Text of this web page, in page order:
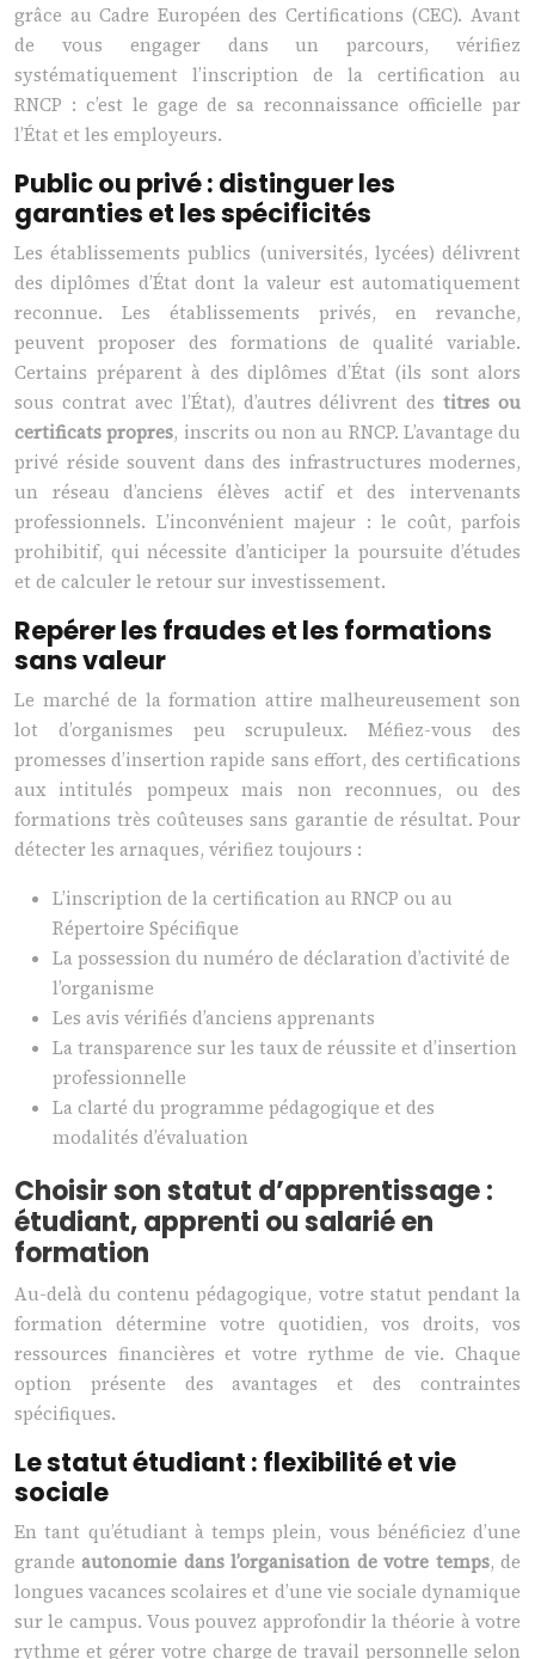
grâce au Cadre Européen des Certifications (CEC). Avant
de vous engager dans un parcours, vérifiez
systématiquement l’inscription de la certification au
RNCP : c’est le gage de sa reconnaissance officielle par
l’État et les employeurs.
Public ou privé : distinguer les
garanties et les spécificités
Les établissements publics (universités, lycées) délivrent
des diplômes d’État dont la valeur est automatiquement
reconnue. Les établissements privés, en revanche,
peuvent proposer des formations de qualité variable.
Certains préparent à des diplômes d’État (ils sont alors
sous contrat avec l’État), d’autres délivrent destitres ou
certificats propres, inscrits ou non au RNCP. L’avantage du
privé réside souvent dans des infrastructures modernes,
un réseau d’anciens élèves actif et des intervenants
professionnels. L’inconvénient majeur : le coût, parfois
prohibitif, qui nécessite d’anticiper la poursuite d’études
et de calculer le retour sur investissement.
Repérer les fraudes et les formations
sans valeur
Le marché de la formation attire malheureusement son
lot d’organismes peu scrupuleux. Méfiez-vous des
promesses d’insertion rapide sans effort, des certifications
aux intitulés pompeux mais non reconnues, ou des
formations très coûteuses sans garantie de résultat. Pour
détecter les arnaques, vérifiez toujours :
L’inscription de la certification au RNCP ou au
Répertoire Spécifique
La possession du numéro de déclaration d’activité de
l’organisme
Les avis vérifiés d’anciens apprenants
La transparence sur les taux de réussite et d’insertion
professionnelle
La clarté du programme pédagogique et des
modalités d’évaluation
Choisir son statut d’apprentissage :
étudiant, apprenti ou salarié en
formation
Au-delà du contenu pédagogique, votre statut pendant la
formation détermine votre quotidien, vos droits, vos
ressources financières et votre rythme de vie. Chaque
option présente des avantages et des contraintes
spécifiques.
Le statut étudiant : flexibilité et vie
sociale
En tant qu’étudiant à temps plein, vous bénéficiez d’une
grandeautonomie dans l’organisation de votre temps, de
longues vacances scolaires et d’une vie sociale dynamique
sur le campus. Vous pouvez approfondir la théorie à votre
rythme et gérer votre charge de travail personnelle selon